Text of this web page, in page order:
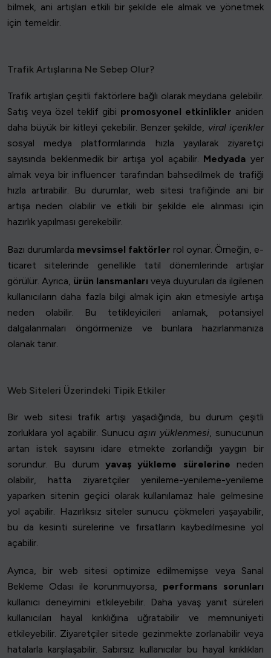
bilmek, ani artışları etkili bir şekilde ele almak ve yönetmek
için temeldir.
Trafik Artışlarına Ne Sebep Olur?
Trafik artışları çeşitli faktörlere bağlı olarak meydana gelebilir.
Satış veya özel teklif gibi promosyonel etkinlikler aniden
daha büyük bir kitleyi çekebilir. Benzer şekilde, viral içerikler
sosyal medya platformlarında hızla yayılarak ziyaretçi
sayısında beklenmedik bir artışa yol açabilir. Medyada yer
almak veya bir influencer tarafından bahsedilmek de trafiği
hızla artırabilir. Bu durumlar, web sitesi trafiğinde ani bir
artışa neden olabilir ve etkili bir şekilde ele alınması için
hazırlık yapılması gerekebilir.
Bazı durumlarda mevsimsel faktörler rol oynar. Örneğin, e-
ticaret sitelerinde genellikle tatil dönemlerinde artışlar
görülür. Ayrıca, ürün lansmanları veya duyuruları da ilgilenen
kullanıcıların daha fazla bilgi almak için akın etmesiyle artışa
neden olabilir. Bu tetikleyicileri anlamak, potansiyel
dalgalanmaları öngörmenize ve bunlara hazırlanmanıza
olanak tanır.
Web Siteleri Üzerindeki Tipik Etkiler
Bir web sitesi trafik artışı yaşadığında, bu durum çeşitli
zorluklara yol açabilir. Sunucu aşırı yüklenmesi , sunucunun
artan istek sayısını idare etmekte zorlandığı yaygın bir
sorundur. Bu durum yavaş yükleme sürelerine neden
olabilir, hatta ziyaretçiler yenileme-yenileme-yenileme
yaparken sitenin geçici olarak kullanılamaz hale gelmesine
yol açabilir. Hazırlıksız siteler sunucu çökmeleri yaşayabilir,
bu da kesinti sürelerine ve fırsatların kaybedilmesine yol
açabilir.
Ayrıca, bir web sitesi optimize edilmemişse veya Sanal
Bekleme Odası ile korunmuyorsa, performans sorunları
kullanıcı deneyimini etkileyebilir. Daha yavaş yanıt süreleri
kullanıcıları hayal kırıklığına uğratabilir ve memnuniyeti
etkileyebilir. Ziyaretçiler sitede gezinmekte zorlanabilir veya
hatalarla karşılaşabilir. Sabırsız kullanıcılar bu hayal kırıklıkları